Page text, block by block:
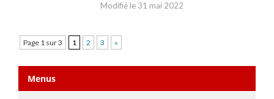
Modifié le 31 mai 2022
Page 1 sur 3 1 2 3 »
Menus